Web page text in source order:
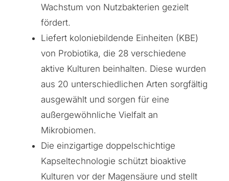
Wachstum von Nutzbakterien gezielt
fördert.
Liefert koloniebildende Einheiten (KBE)
von Probiotika, die 28 verschiedene
aktive Kulturen beinhalten. Diese wurden
aus 20 unterschiedlichen Arten sorgfältig
ausgewählt und sorgen für eine
außergewöhnliche Vielfalt an
Mikrobiomen.
Die einzigartige doppelschichtige
Kapseltechnologie schützt bioaktive
Kulturen vor der Magensäure und stellt